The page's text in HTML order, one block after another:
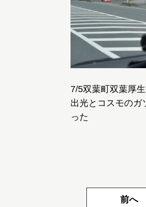
7/5双葉町双葉厚
出光とコスモのガ
った
前へ